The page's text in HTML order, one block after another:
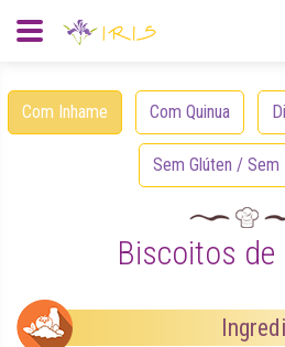
Com Inhame Com Quinua
Sem Glúten / Sem
Biscoitos de